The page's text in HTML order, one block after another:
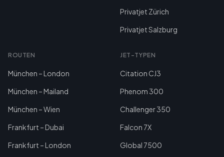
Privatjet Zürich
Privatjet Salzburg
ROUTEN
München – London
München – Mailand
München – Wien
Frankfurt – Dubai
Frankfurt – London
JET-TYPEN
Citation CJ3
Phenom 300
Challenger 350
Falcon 7X
Global 7500